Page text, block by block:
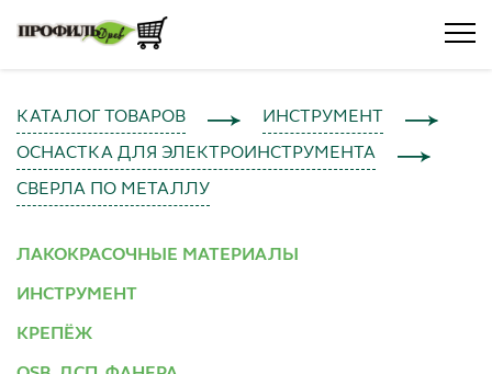
КАТАЛОГ ТОВАРОВ ИНСТРУМЕНТ
ОСНАСТКА ДЛЯ ЭЛЕКТРОИНСТРУМЕНТА
СВЕРЛА ПО МЕТАЛЛУ
ЛАКОКРАСОЧНЫЕ МАТЕРИАЛЫ
ИНСТРУМЕНТ
КРЕПЁЖ